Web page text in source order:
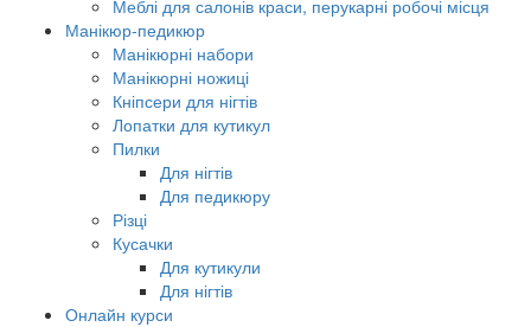
Меблі для салонів краси, перукарні робочі місця
Манікюр-педикюр
Манікюрні набори
Манікюрні ножиці
Кніпсери для нігтів
Лопатки для кутикул
Пилки
Для нігтів
Для педикюру
Різці
Кусачки
Для кутикули
Для нігтів
Онлайн курси